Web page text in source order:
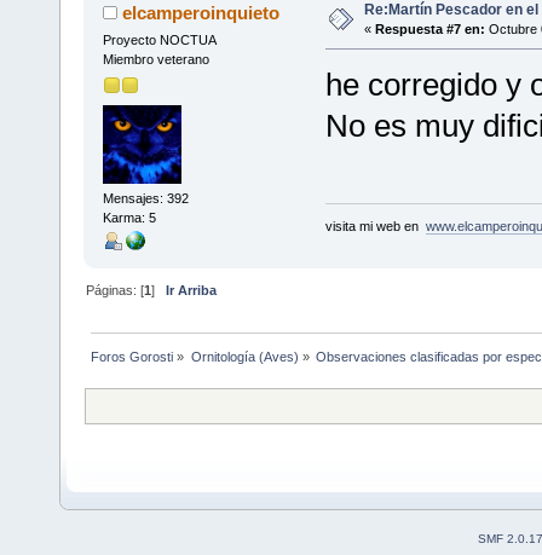
elcamperoinquieto
Proyecto NOCTUA
Miembro veterano
Mensajes: 392
Karma: 5
Re:Martín Pescador en
« Respuesta #7 en: Octubre
he corregido y
No es muy
visita mi web en
Páginas: [1]Ir Arriba
Foros Gorosti » Ornitología (Aves) » Observaciones clasificadas por
SMF 2.0.17